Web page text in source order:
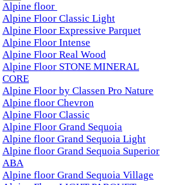
Alpine floor
Alpine Floor Classic Light
Alpine Floor Expressive Parquet
Alpine Floor Intense
Alpine Floor Real Wood
Alpine Floor STONE MINERAL
CORE
Alpine Floor by Classen Pro Nature
Alpine floor Chevron
Alpine Floor Classic
Alpine Floor Grand Sequoia
Alpine floor Grand Sequoia Light
Alpine floor Grand Sequoia Superior
ABA
Alpine floor Grand Sequoia Village